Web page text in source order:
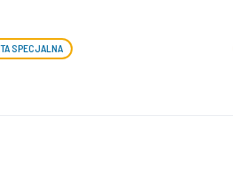
SPECJALNA